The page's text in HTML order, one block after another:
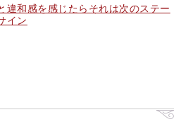
違和感を感じたらそれは次のステー
イン